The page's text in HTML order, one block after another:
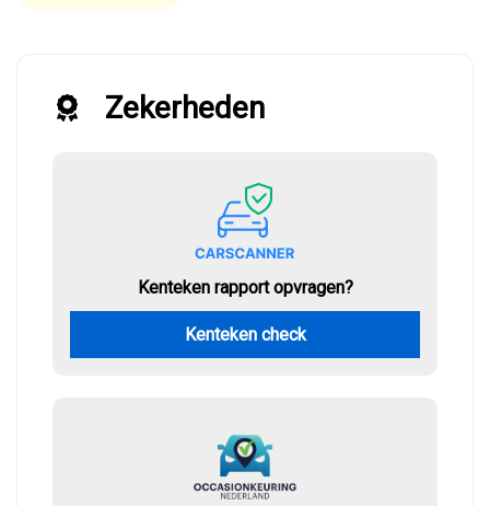
Zekerheden
Kenteken rapport opvragen?
Kenteken check